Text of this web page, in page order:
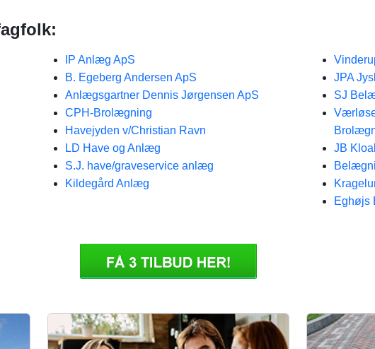
IP Anlæg ApS
B. Egeberg Andersen ApS
Anlægsgartner Dennis Jørgensen ApS
CPH-Brolægning
Havejyden v/Christian Ravn
LD Have og Anlæg
S.J. have/graveservice anlæg
Kildegård Anlæg
JPA
SJ
JB
Eghøjs